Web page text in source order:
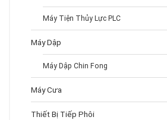
Máy Tiện Thủy Lực PLC
Máy Dập
Máy Dập Chin Fong
Máy Cưa
Thiết Bị Tiếp Phôi